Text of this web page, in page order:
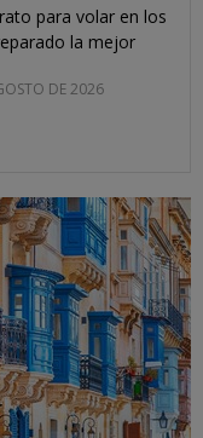
para volar en los
la mejor
DE 2026